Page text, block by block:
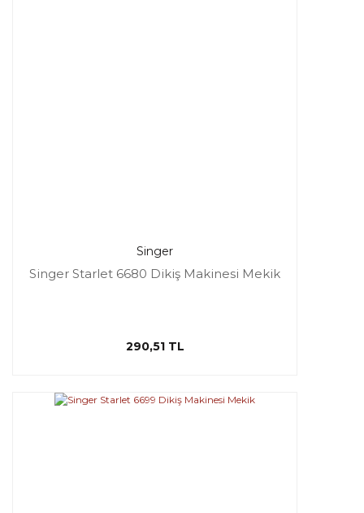
Singer
Singer Starlet 6680 Dikiş Makinesi Mekik
290,51 TL